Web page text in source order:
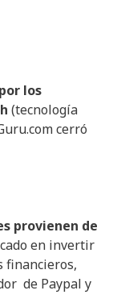
los
(tecnología
cerró
provienen de
en invertir
financieros,
de Paypal y